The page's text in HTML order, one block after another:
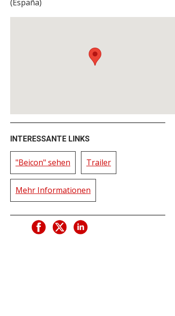
(España)
INTERESSANTE LINKS
"Beicon" sehen Trailer
Mehr Informationen